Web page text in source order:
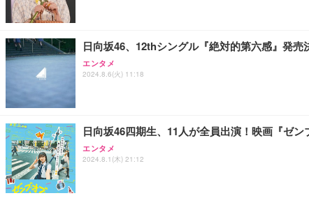
日向坂46、12thシングル『絶対的第六感』発
エンタメ
2024.8.6(火) 11:18
日向坂46四期生、11人が全員出演！映画『ゼ
エンタメ
2024.8.1(木) 21:12